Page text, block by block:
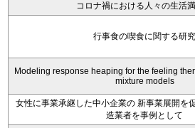
コロナ禍における人々の生活
行事食の喫食に関する研究
Modeling response heaping for the feeling
mixture models
女性に事業承継した中小企業の 新事業展開を
造業者を事例として